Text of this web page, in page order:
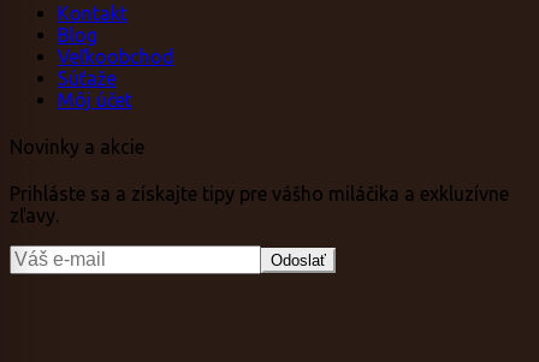
Kontakt
Blog
Veľkoobchod
Súťaže
Môj účet
Novinky a akcie
Prihláste sa a získajte tipy pre vášho miláčika a exkluzívne
zľavy.
Odoslať